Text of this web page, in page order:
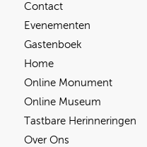
Contact
Evenementen
Gastenboek
Home
Online Monument
Online Museum
Tastbare Herinneringen
Over Ons